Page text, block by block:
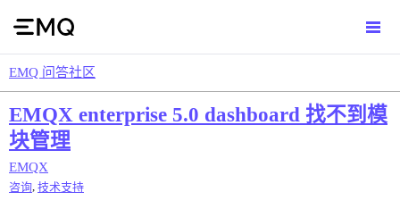
EMQ 问答社区
EMQX enterprise 5.0 dashboard 找不到模
块管理
EMQX
咨询, 技术支持